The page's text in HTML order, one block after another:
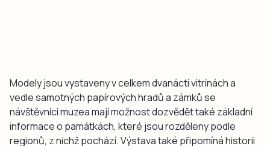
Modely jsou vystaveny v celkem dvanácti vitrínách a
vedle samotných papírových hradů a zámků se
návštěvníci muzea mají možnost dozvědět také základní
informace o památkách, které jsou rozděleny podle
regionů, z nichž pochází. Výstava také připomíná historii